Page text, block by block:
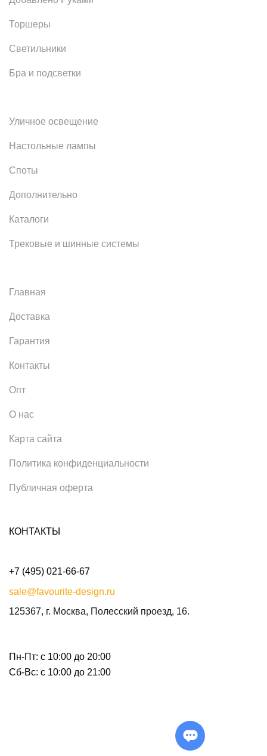
Торшеры
Светильники
Бра и подсветки
Уличное освещение
Настольные лампы
Споты
Дополнительно
Каталоги
Трековые и шинные системы
Главная
Доставка
Гарантия
Контакты
Опт
О нас
Карта сайта
Политика конфиденциальности
Публичная оферта
КОНТАКТЫ
+7 (495) 021-66-67
sale@favourite-design.ru
125367, г. Москва, Полесский проезд, 16.
Пн-Пт: с 10:00 до 20:00
Сб-Вс: с 10:00 до 21:00